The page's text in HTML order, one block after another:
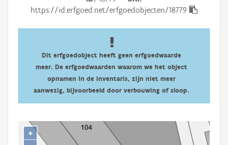
Persoon of collectief
Downloads
Aanmelden
https://id.erfgoed.net/erfgoedobjecten/18779
Dit erfgoedobject heeft geen erfgoedwaarde
meer. De erfgoedwaarden waarom we het object
opnamen in de inventaris, zijn niet meer
aanwezig, bijvoorbeeld door verbouwing of sloop.
+